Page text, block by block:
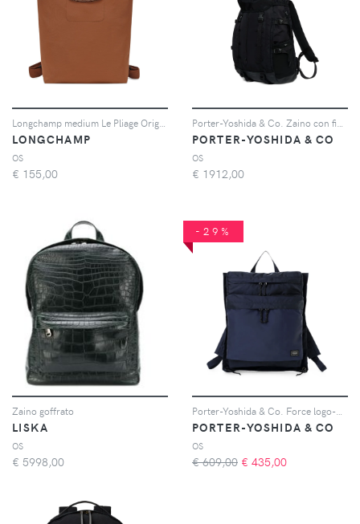
LONGCHAMP
OS
€ 155,00
PORTER-YOSHIDA & CO
OS
€ 1912,00
Zaino goffrato
LISKA
OS
€ 5998,00
-29%
PORTER-YOSHIDA & CO
OS
€ 609,00 € 435,00